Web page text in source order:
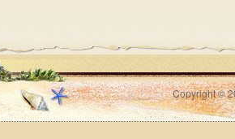
Copyright ©